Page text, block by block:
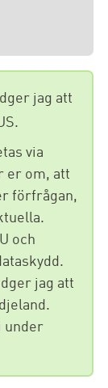
jag att
via
er om, att
förfrågan,
och
jag att
under